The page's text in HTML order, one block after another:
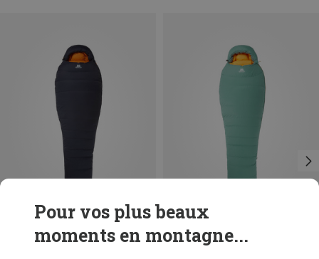
Vous économisez 12% Vous économisez 12%
Pour vos plus beaux
moments en montagne...